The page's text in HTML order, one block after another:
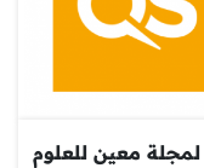
لمجلة معين للعلوم